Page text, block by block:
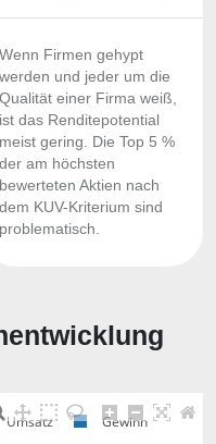
Wenn Firmen gehypt
werden und jeder um die
Qualität einer Firma weiß,
ist das Renditepotential
meist gering. Die Top 5 %
der am höchsten
bewerteten Aktien nach
dem KUV-Kriterium sind
problematisch.
Umsatz Gewinn